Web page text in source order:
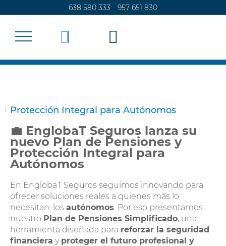
638 580 333 957 651 830
CALCULA TU SEGURO
ADMINISTRACIÓN DE FINCAS
CONTACTO
Protección Integral para Autónomos
💼 EnglobaT Seguros lanza su
nuevo Plan de Pensiones y
Protección Integral para
Autónomos
En EnglobaT Seguros seguimos innovando para
ofrecer soluciones reales a quienes más lo
necesitan: los autónomos. Por eso presentamos
nuestro Plan de Pensiones Simplificado, una
herramienta diseñada para reforzar la seguridad
financiera y proteger el futuro profesional y